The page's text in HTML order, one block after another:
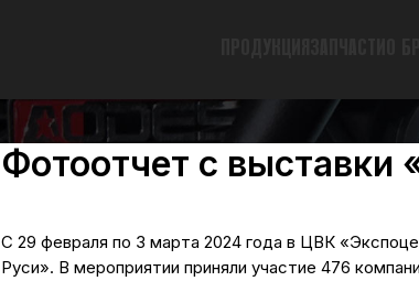
Фотоотчет с выставки
С 29 февраля по 3 марта 2024 года в ЦВК
Руси». В мероприятии приняли участие 476